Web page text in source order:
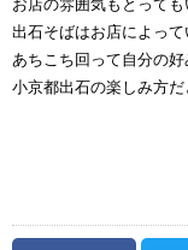
お店の雰囲気もとって
出石そばはお店によって
あちこち回って自分の
小京都出石の楽しみ方だ